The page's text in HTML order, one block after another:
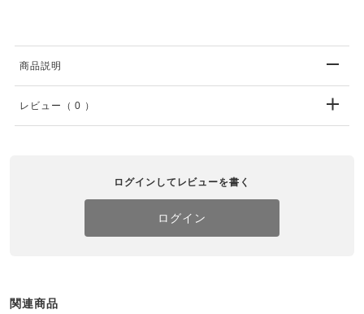
商品説明
レビュー （ 0 ）
ログインしてレビューを書く
ログイン
関連商品